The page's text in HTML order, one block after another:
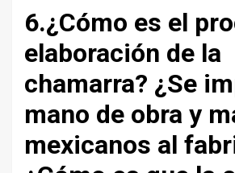
6.¿Cómo es el
elaboración de la
chamarra? ¿Se
mano de obra y
mexicanos al